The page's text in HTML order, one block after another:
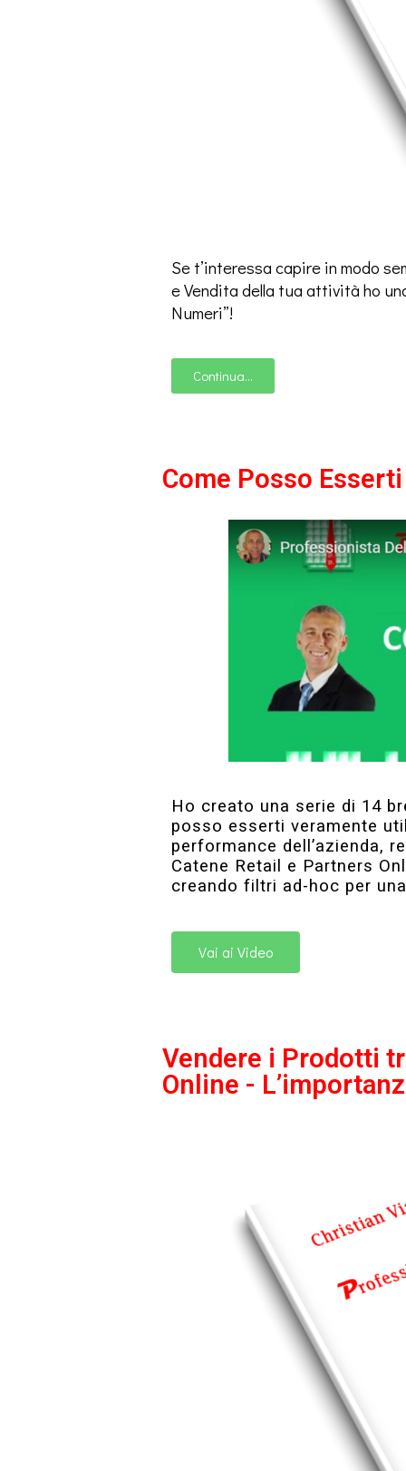
Se t’interessa capire in modo
e Vendita della tua attività ho
Numeri”!
Continua...
Come Posso
Ho creato una serie di 14
posso esserti veramente
performance dell’azienda,
Catene Retail e Partners
creando filtri ad-hoc per
Vai ai Video
Vendere i Prodotti
Online -